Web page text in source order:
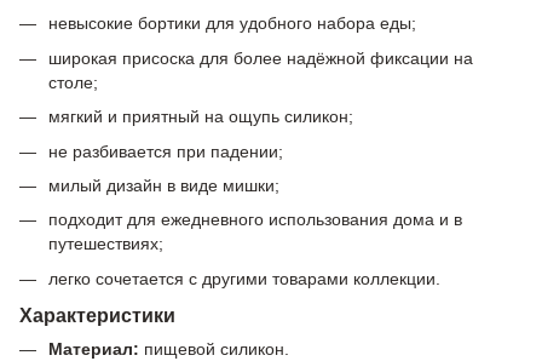
невысокие бортики для удобного набора еды;
широкая присоска для более надёжной фиксации на
столе;
мягкий и приятный на ощупь силикон;
не разбивается при падении;
милый дизайн в виде мишки;
подходит для ежедневного использования дома и в
путешествиях;
легко сочетается с другими товарами коллекции.
Характеристики
Материал: пищевой силикон.